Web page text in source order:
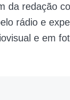
da redação
rádio e
e em